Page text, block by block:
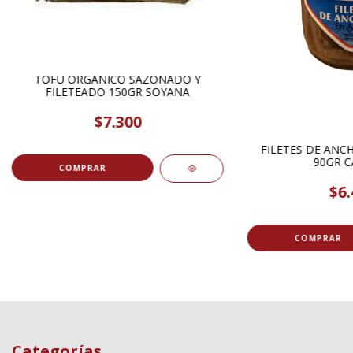
TOFU ORGANICO SAZONADO Y
FILETEADO 150GR SOYANA
$7.300
FILETES DE
90GR